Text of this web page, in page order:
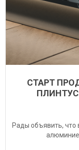
СТАРТ
Рады объявить, что